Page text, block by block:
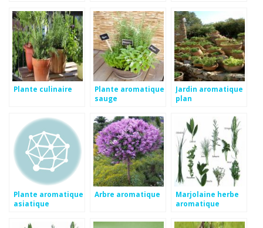
Plante culinaire
Plante aromatique
sauge
Jardin aromatique
plan
Plante aromatique
asiatique
Arbre aromatique
Marjolaine herbe
aromatique